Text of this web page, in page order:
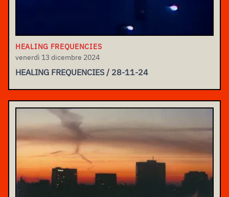
HEALING FREQUENCIES
venerdì 13 dicembre 2024
HEALING FREQUENCIES / 28-11-24